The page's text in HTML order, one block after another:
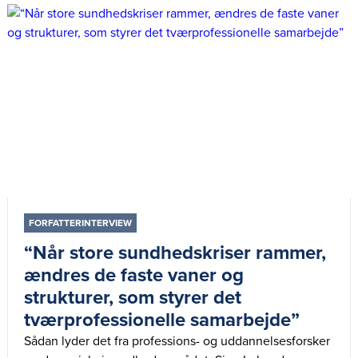
FORFATTERINTERVIEW
“Når store sundhedskriser rammer,
ændres de faste vaner og
strukturer, som styrer det
tværprofessionelle samarbejde”
Sådan lyder det fra professions- og uddannelsesforsker